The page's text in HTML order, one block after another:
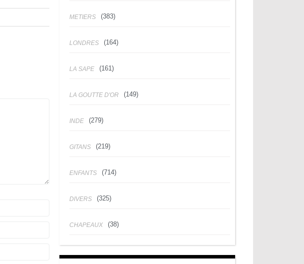
METIERS (383)
LONDRES (164)
LA SAPE (161)
LA GOUTTE D'OR (149)
INDE (279)
GITANS (219)
ENFANTS (714)
DIVERS (325)
CHAPEAUX (38)